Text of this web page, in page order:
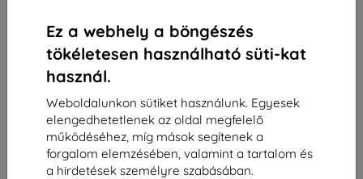
Ez a webhely a böngészés
tökéletesen használható süti-kat
használ.
Weboldalunkon sütiket használunk. Egyesek
elengedhetetlenek az oldal megfelelő
működéséhez, míg mások segítenek a
forgalom elemzésében, valamint a tartalom és
a hirdetések személyre szabásában.
Alkalmas: Samsung Galaxy S25
18 690 Ft
16 821 Ft
Ár ÁFA nelkül13 244 Ft